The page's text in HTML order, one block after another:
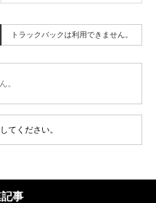
トラックバックは利用できません。
。
してください。
事